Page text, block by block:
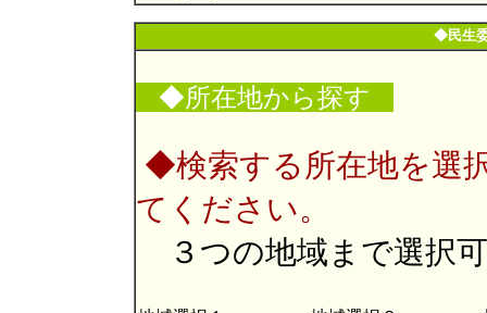
◆民生
◆所在地から探す
◆検索する所在地を選
てください。
３つの地域まで選択